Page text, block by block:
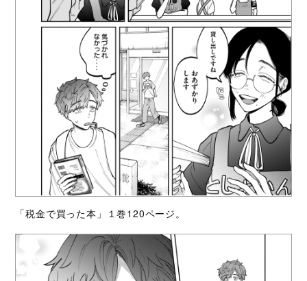
「税金で買った本」１巻120ページ。